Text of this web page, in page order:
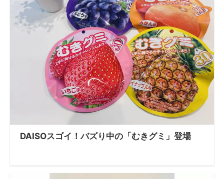
DAISOスゴイ！バズり中の「むきグミ」登場